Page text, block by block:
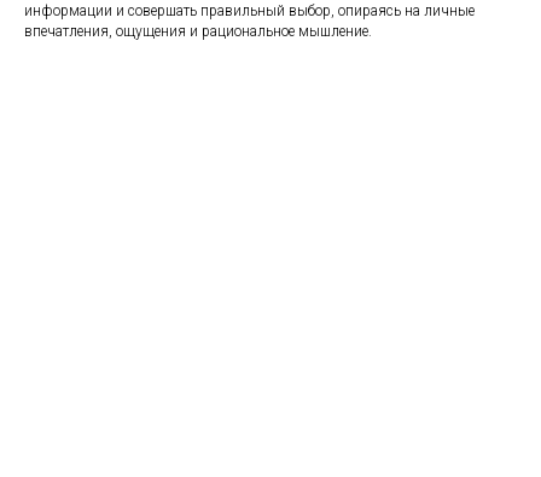
информации и совершать правильный выбор, опираясь на личные
впечатления, ощущения и рациональное мышление.